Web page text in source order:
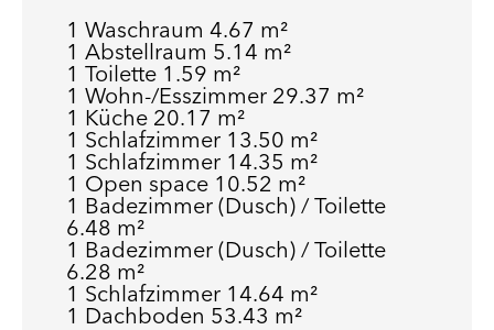
1 Waschraum 4.67 m²
1 Abstellraum 5.14 m²
1 Toilette 1.59 m²
1 Wohn-/Esszimmer 29.37 m²
1 Küche 20.17 m²
1 Schlafzimmer 13.50 m²
1 Schlafzimmer 14.35 m²
1 Open space 10.52 m²
1 Badezimmer (Dusch) / Toilette
6.48 m²
1 Badezimmer (Dusch) / Toilette
6.28 m²
1 Schlafzimmer 14.64 m²
1 Dachboden 53.43 m²